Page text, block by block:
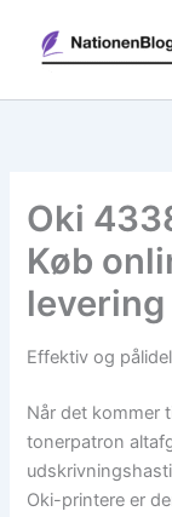
indholdet
Oki
Køb
levering
Effektiv og
Når det kommer
tonerpatron
Oki-printere er